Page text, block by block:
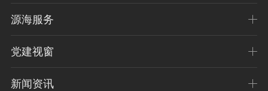
源海服务
党建视窗
新闻资讯